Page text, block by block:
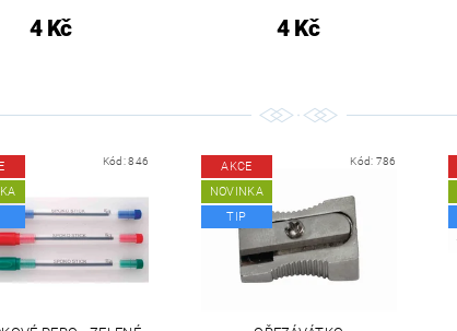
4 Kč 4 Kč
Kód:846
AKCE
NOVINKA
TIP
Kód: 786